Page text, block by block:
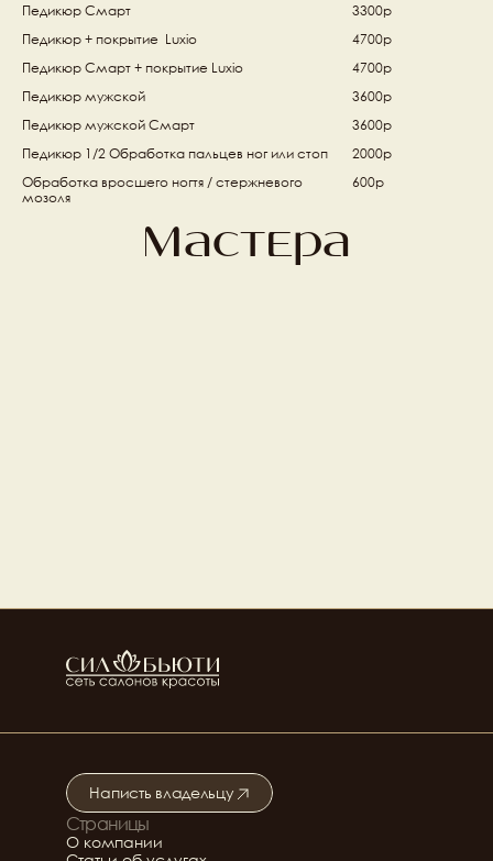
Педикюр Смарт
3300р
Педикюр + покрытие  Luxio
4700р
Педикюр Смарт + покрытие Luxio
4700р
Педикюр мужской
3600р
Педикюр мужской Смарт
3600р
Педикюр 1/2 Обработка пальцев ног или стоп
2000р
Обработка вросшего ногтя / стержневого
мозоля
600р
Мастера
Мастер ногтевого сервиса
Топ мастер ногтевого
ногтевого сервиса
Страницы
О компании
Написть владельцу
Подробнее о салоне